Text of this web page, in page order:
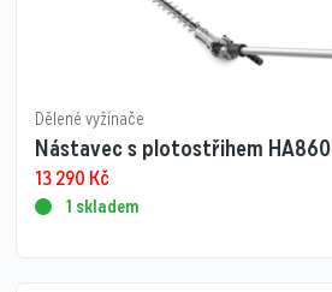
Dělené vyžínače
Nástavec s plotostřihem HA860
13 290 Kč
1 skladem